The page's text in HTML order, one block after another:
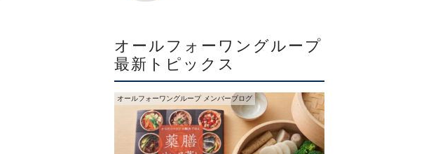
オールフォーワングループ
最新トピックス
オールフォーワングループ メンバーブログ